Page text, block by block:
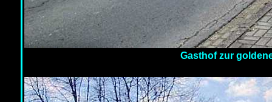
Gasthof zur